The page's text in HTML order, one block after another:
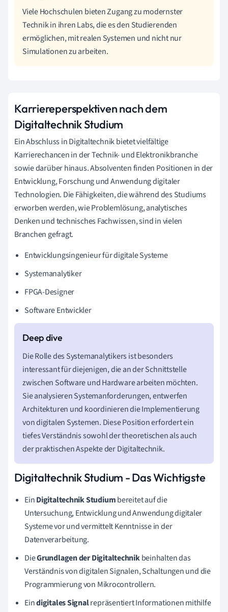
Viele Hochschulen bieten Zugang zu modernster
Technik in ihren Labs, die es den Studierenden
ermöglichen, mit realen Systemen und nicht nur
Simulationen zu arbeiten.
Karriereperspektiven nach dem
Digitaltechnik Studium
Ein Abschluss in Digitaltechnik bietet vielfältige
Karrierechancen in der Technik- und Elektronikbranche
sowie darüber hinaus. Absolventen finden Positionen in der
Entwicklung, Forschung und Anwendung digitaler
Technologien. Die Fähigkeiten, die während des Studiums
erworben werden, wie Problemlösung, analytisches
Denken und technisches Fachwissen, sind in vielen
Branchen gefragt.
Entwicklungsingenieur für digitale Systeme
Systemanalytiker
FPGA-Designer
Software Entwickler
Die Rolle des Systemanalytikers ist besonders
interessant für diejenigen, die an der Schnittstelle
zwischen Software und Hardware arbeiten möchten.
Sie analysieren Systemanforderungen, entwerfen
Architekturen und koordinieren die Implementierung
von digitalen Systemen. Diese Position erfordert ein
tiefes Verständnis sowohl der theoretischen als auch
der praktischen Aspekte der Digitaltechnik.
Digitaltechnik Studium - Das Wichtigste
EinDigitaltechnik Studiumbereitet auf die
Untersuchung, Entwicklung und Anwendung digitaler
Systeme vor und vermittelt Kenntnisse in der
Datenverarbeitung.
DieGrundlagen der Digitaltechnikbeinhalten das
Verständnis von digitalen Signalen, Schaltungen und die
Programmierung von Mikrocontrollern.
Eindigitales Signalrepräsentiert Informationen mithilfe